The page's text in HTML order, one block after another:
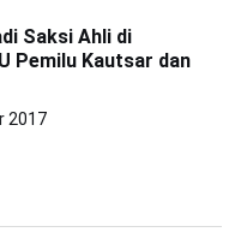
Saksi Ahli di
Pemilu Kautsar dan
2017